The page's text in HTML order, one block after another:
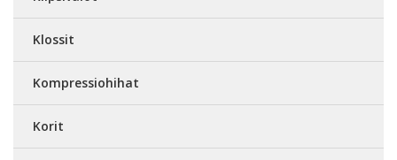
Klossit
Kompressiohihat
Korit